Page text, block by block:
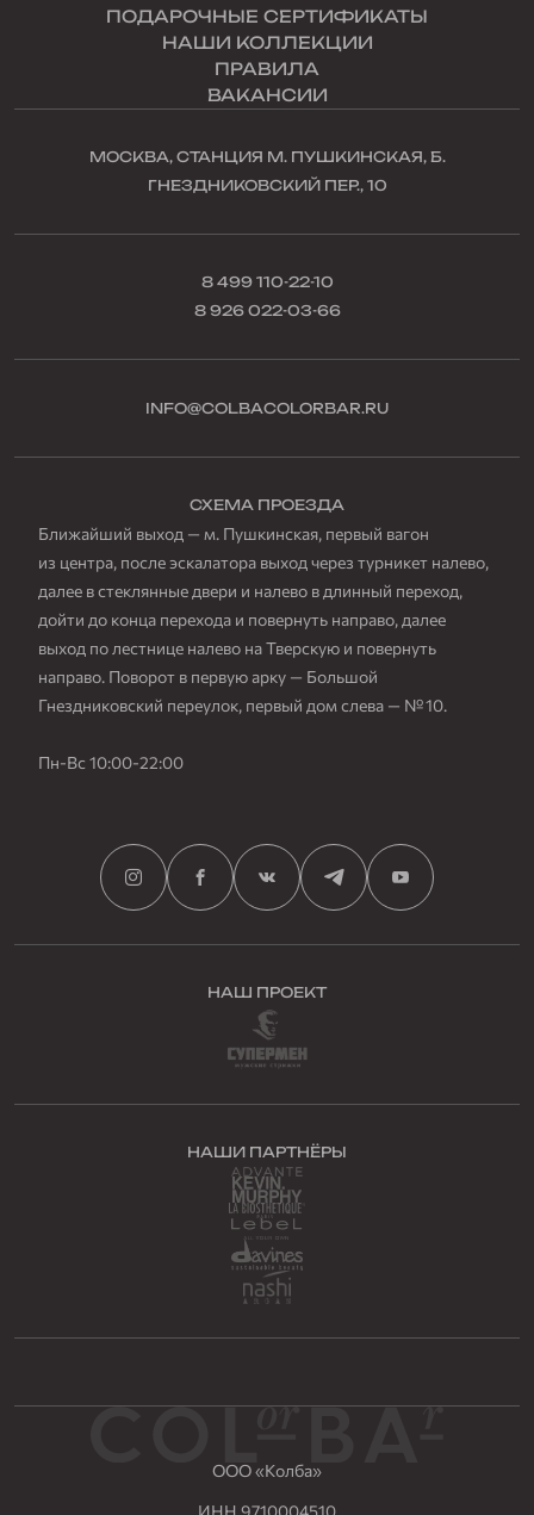
ПОДАРОЧНЫЕ СЕРТИФИКАТЫ
НАШИ КОЛЛЕКЦИИ
ПРАВИЛА
ВАКАНСИИ
МОСКВА, СТАНЦИЯ М. ПУШКИНСКАЯ, Б.
ГНЕЗДНИКОВСКИЙ ПЕР., 10
8 499 110-22-10
8 926 022-03-66
INFO@COLBACOLORBAR.RU
СХЕМА ПРОЕЗДА
Ближайший выход — м. Пушкинская, первый вагон
из центра, после эскалатора выход через турникет налево,
далее в стеклянные двери и налево в длинный переход,
дойти до конца перехода и повернуть направо, далее
выход по лестнице налево на Тверскую и повернуть
направо. Поворот в первую арку — Большой
Гнездниковский переулок, первый дом слева — № 10.
Пн-Вс 10:00-22:00
НАШ ПРОЕКТ
НАШИ ПАРТНЁРЫ
ООО «Колба»
ИНН 9710004510